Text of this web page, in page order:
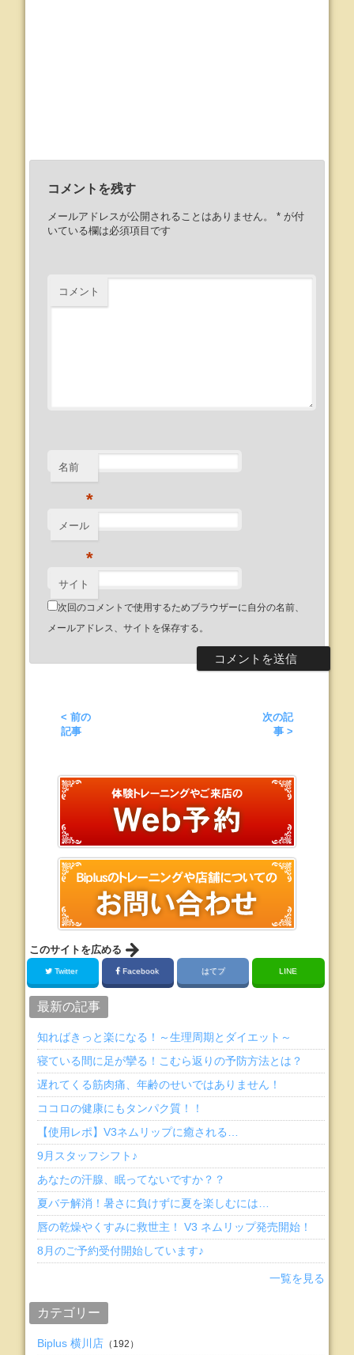
コメントを残す
メールアドレスが公開されることはありません。 *が付
いている欄は必須項目です
コメント
名前
*
メール
*
サイト
次回のコメントで使用するためブラウザーに自分の名前、
メールアドレス、サイトを保存する。
< 前の
記事
次の記
事 >
このサイトを広める
Twitter Facebook はてブ LINE
最新の記事
知ればきっと楽になる！～生理周期とダイエット～
寝ている間に足が攣る！こむら返りの予防方法とは？
遅れてくる筋肉痛、年齢のせいではありません！
ココロの健康にもタンパク質！！
【使用レポ】V3ネムリップに癒される…
9月スタッフシフト♪
あなたの汗腺、眠ってないですか？？
夏バテ解消！暑さに負けずに夏を楽しむには…
唇の乾燥やくすみに救世主！ V3 ネムリップ発売開始！
8月のご予約受付開始しています♪
一覧を見る
カテゴリー
Biplus 横川店 （192）